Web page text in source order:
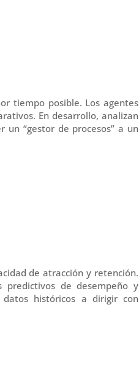
tiempo posible. Los agentes
En desarrollo, analizan
“gestor de procesos” a un
de atracción y retención.
predictivos de desempeño y
históricos a dirigir con